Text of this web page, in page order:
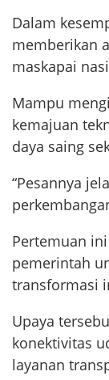
Dalam
memberikan
maskapai
Mampu
kemajuan
daya saing
“Pesannya
Pertemuan
pemerintah
transformasi
Upaya
konektivitas
layanan